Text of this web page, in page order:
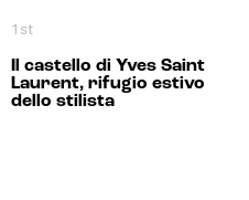
1st
Il castello di Yves Saint
Laurent, rifugio estivo
dello stilista